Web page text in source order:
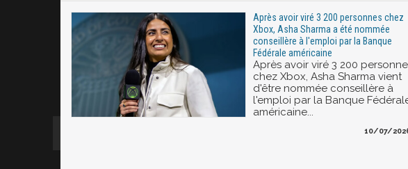
Après avoir viré 3 200 personnes chez
Xbox, Asha Sharma a été nommée
conseillère à l'emploi par la Banque
Fédérale américaine
Après avoir viré 3 200
chez Xbox, Asha Sharma vient
d'être nommée conseillère à
l'emploi par la Banque
américaine...
10/07/